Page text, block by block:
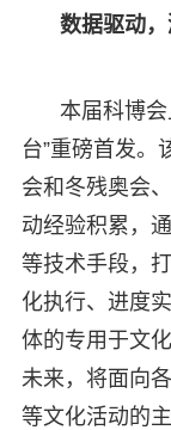
数据驱动
本届科博
台”重磅首发。
会和冬残奥会
动经验积累，
等技术手段，
化执行、进度
体的专用于文
未来，将面向
等文化活动的